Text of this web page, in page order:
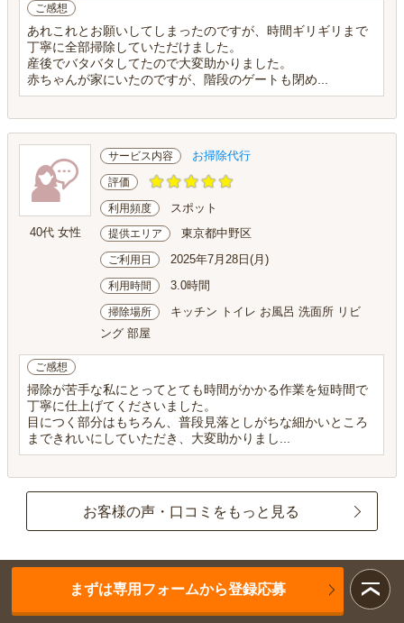
ご感想
あれこれとお願いしてしまったのですが、時間ギリギリまで
丁寧に全部掃除していただけました。
産後でバタバタしてたので大変助かりました。
赤ちゃんが家にいたのですが、階段のゲートも閉め...
40代 女性
サービス内容 お掃除代行
評価
利用頻度 スポット
提供エリア 東京都中野区
ご利用日 2025年7月28日(月)
利用時間 3.0時間
掃除場所
キッチン トイレ お風呂 洗面所 リビ
ング 部屋
ご感想
掃除が苦手な私にとってとても時間がかかる作業を短時間で
丁寧に仕上げてくださいました。
目につく部分はもちろん、普段見落としがちな細かいところ
まできれいにしていただき、大変助かりまし...
お客様の声・口コミをもっと見る
まずは専用フォームから登録応募